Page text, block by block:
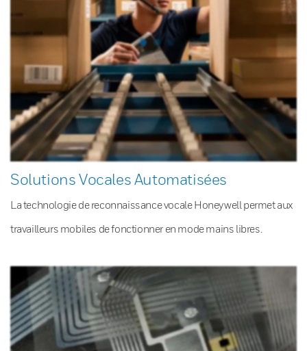
Solutions Vocales Automatisées
La technologie de reconnaissance vocale Honeywell permet aux
travailleurs mobiles de fonctionner en mode mains libres.